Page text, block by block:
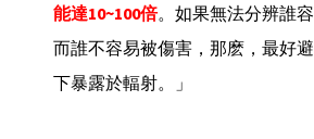
能達10~100倍。如果無法分辨誰
而誰不容易被傷害，那麽，最好
下暴露於輻射。」